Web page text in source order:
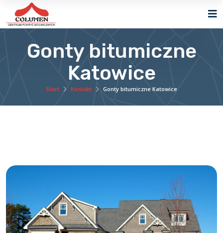
Gonty bitumiczne
Katowice
Start Kontakt Gonty bitumiczne Katowice